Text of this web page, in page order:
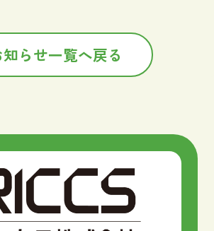
知らせ一覧へ戻る